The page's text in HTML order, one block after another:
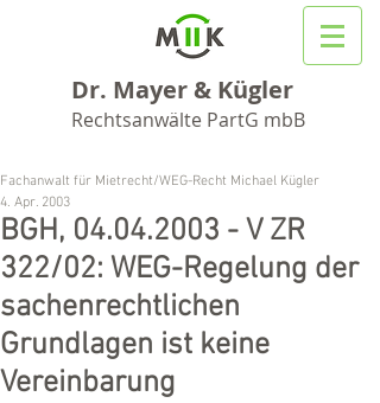
Dr. Mayer & Kügler
Rechtsanwälte PartG mbB
BGH, 04.04.2003 - V ZR
322/02: WEG-Regelung der
sachenrechtlichen
Grundlagen ist keine
Vereinbarung
Fachanwalt für Mietrecht/WEG-Recht Michael Kügler
4. Apr. 2003